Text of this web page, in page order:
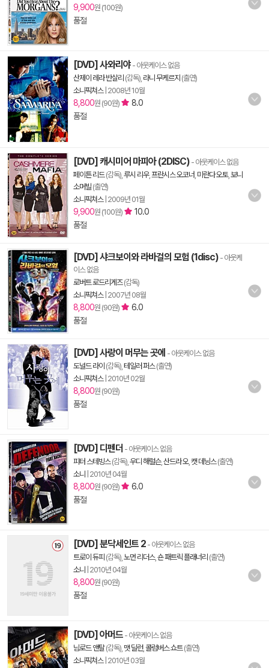
9,900원 (100원)
품절
[DVD] 사와리야 - 아웃케이스 없음
산제이 레라 반살리 (감독), 라니 무케르지 (출연)
소니픽쳐스| 2008년 10월
8,800원 (90원)
8.0
품절
[DVD] 캐시미어 마피아 (2DISC) - 아웃케이스 없음
페이튼 리드(감독), 루시 리우, 프란시스 오코너 미란다 오토, 보니
소머빌 (출연)
소니픽쳐스| 2009년 01월
9,900원 (100원)
10.0
품절
[DVD] 샤크보이와 라바걸의 모험 (1disc) - 아웃케
이스 없음
로버트 로드리게즈(감독)
소니픽쳐스| 2007년 08월
8,800원 (90원)
6.0
품절
[DVD] 사랑이 머무는 곳에 - 아웃케이스 없음
도널드 라이 (감독), 테일러 퍼스(출연)
소니픽쳐스| 2010년 02월
8,800원 (90원)
품절
[DVD] 디펜더 - 아웃케이스 없음
피터 스테빙스(감독), 우디 해럴슨, 산드라 오, 캣 데닝스(출연)
소니
2010년 04월
8,800원 (90원)
6.0
품절
[DVD] 분닥세인트 2 - 아웃케이스 없음
트로이 듀피 (감독), 노먼 리더스, 숀 패트릭 플래너리 (출연)
소니
2010년 04월
8,800원 (90원)
품절
[DVD] 아머드 - 아웃케이스 없음
님로드 앤탈(감독), 맷 딜런, 콜럼버스 쇼트(출연)
소니픽쳐스| 2010년 03월